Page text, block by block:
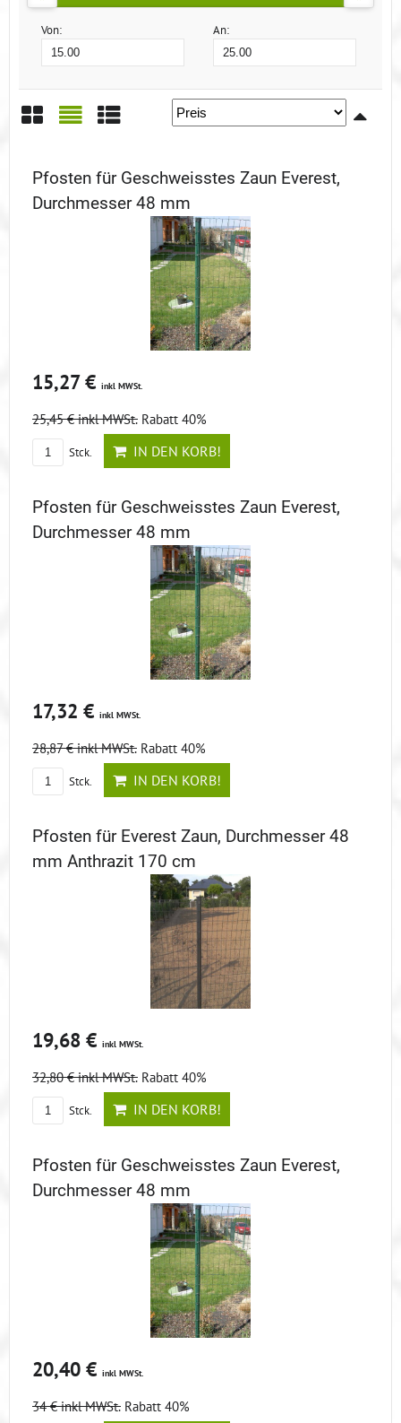
Von: An:
Pfosten für Geschweisstes Zaun Everest,
Durchmesser 48 mm
15,27 € inkl MWSt.
25,45 €inkl MWSt. Rabatt 40%
Stck. IN DEN KORB!
Pfosten für Geschweisstes Zaun Everest,
Durchmesser 48 mm
17,32 € inkl MWSt.
28,87 €inkl MWSt. Rabatt 40%
Stck. IN DEN KORB!
Pfosten für Everest Zaun, Durchmesser 48
mm Anthrazit 170 cm
19,68 € inkl MWSt.
32,80 €inkl MWSt. Rabatt 40%
Stck. IN DEN KORB!
Pfosten für Geschweisstes Zaun Everest,
Durchmesser 48 mm
20,40 € inkl MWSt.
34 €inkl MWSt. Rabatt 40%